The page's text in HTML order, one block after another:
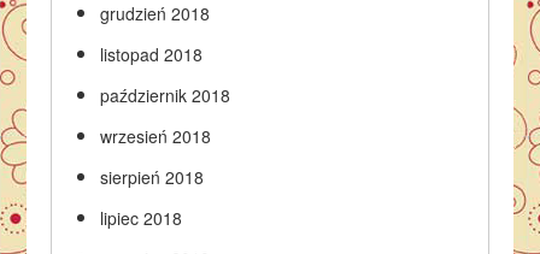
grudzień 2018
listopad 2018
październik 2018
wrzesień 2018
sierpień 2018
lipiec 2018